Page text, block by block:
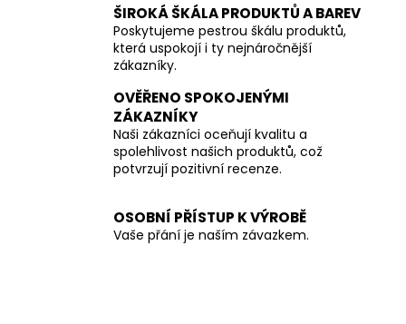
ŠIROKÁ ŠKÁLA PRODUKTŮ A BAREV
Poskytujeme pestrou škálu produktů,
která uspokojí i ty nejnáročnější
zákazníky.
OVĚŘENO SPOKOJENÝMI
ZÁKAZNÍKY
Naši zákazníci oceňují kvalitu a
spolehlivost našich produktů, což
potvrzují pozitivní recenze.
OSOBNÍ PŘÍSTUP K VÝROBĚ
Vaše přání je naším závazkem.